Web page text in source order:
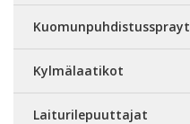
Kuomunpuhdistussprayt
Kylmälaatikot
Laiturilepuuttajat